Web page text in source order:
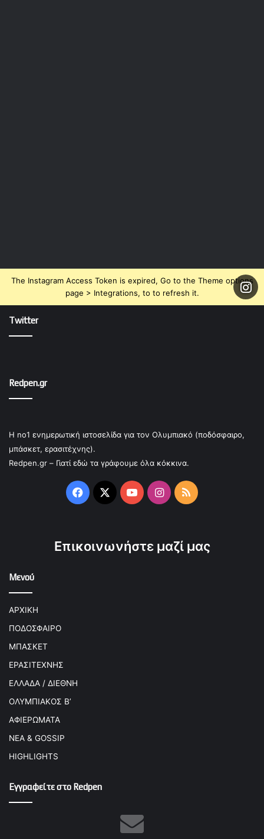
The Instagram Access Token is expired, Go to the Theme options
page > Integrations, to to refresh it.
Twitter
Redpen.gr
Η no1 ενημερωτική ιστοσελίδα για τον Ολυμπιακό (ποδόσφαιρο,
μπάσκετ, ερασιτέχνης).
Redpen.gr – Γιατί εδώ τα γράφουμε όλα κόκκινα.
Facebook
X YouTubeInstagram
RSS
Επικοινωνήστε μαζί μας
Μενού
ΑΡΧΙΚΗ
ΠΟΔΟΣΦΑΙΡΟ
ΜΠΑΣΚΕΤ
ΕΡΑΣΙΤΕΧΝΗΣ
ΕΛΛΑΔΑ / ΔΙΕΘΝΗ
ΟΛΥΜΠΙΑΚΟΣ Β’
ΑΦΙΕΡΩΜΑΤΑ
ΝΕΑ & GOSSIP
HIGHLIGHTS
Εγγραφείτε στο Redpen